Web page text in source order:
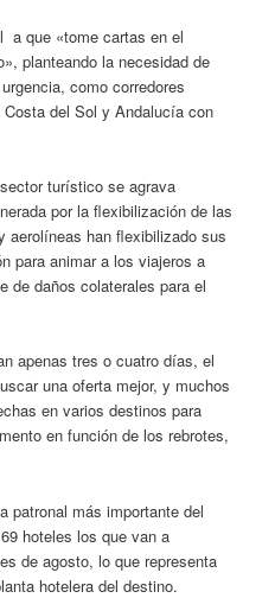
a que «tome cartas en el
planteando la necesidad de
como corredores
del Sol y Andalucía con
turístico se agrava
por la flexibilización de las
aerolíneas han flexibilizado sus
para animar a los viajeros a
de daños colaterales para el
apenas tres o cuatro días, el
una oferta mejor, y muchos
en varios destinos para
en función de los rebrotes,
patronal más importante del
hoteles los que van a
de agosto, lo que representa
hotelera del destino.